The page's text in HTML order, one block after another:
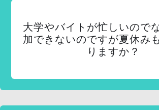
大学やバイトが忙しいので
加できないのですが夏休み
りますか？